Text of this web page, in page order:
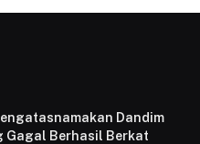
Dandim
Gagal Berhasil Berkat